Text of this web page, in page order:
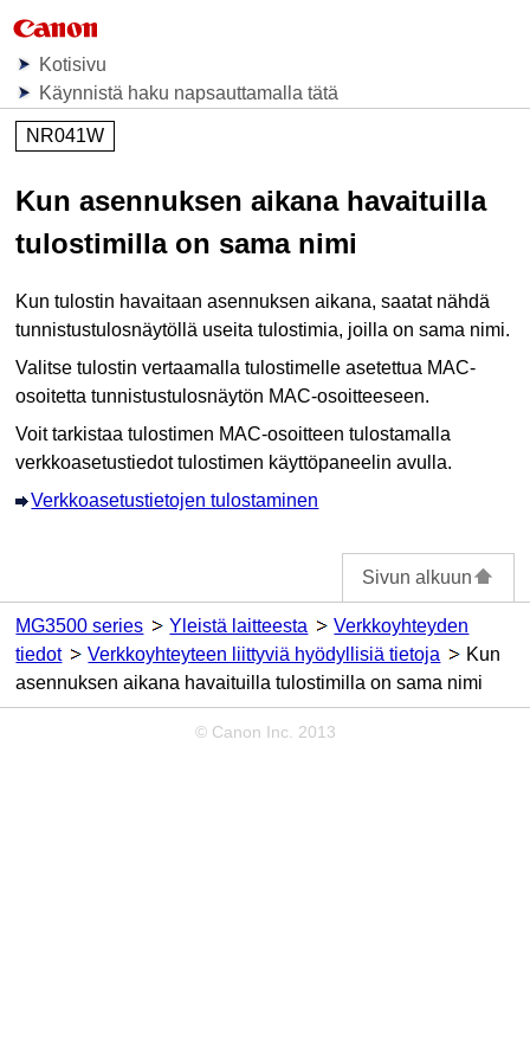
Kotisivu
Käynnistä haku napsauttamalla tätä
NR041W
Kun asennuksen aikana havaituilla
tulostimilla on sama nimi
Kuntulostin havaitaan asennuksen aikana, saatat nähdä
tunnistustulosnäytöllä useita tulostimia, joilla on sama nimi.
Valitsetulostin vertaamallatulostimelle asetettua MAC-
osoitetta tunnistustulosnäytön MAC-osoitteeseen.
Voit tarkistaatulostimen MAC-osoitteen tulostamalla
verkkoasetustiedottulostimen käyttöpaneelin avulla.
Verkkoasetustietojen tulostaminen
Sivun alkuun
MG3500 series Yleistä laitteesta
Verkkoyhteyden
tiedot
Verkkoyhteyteen liittyviä hyödyllisiä tietoja
Kun
asennuksen aikana havaituilla tulostimilla on sama nimi
© Canon Inc. 2013